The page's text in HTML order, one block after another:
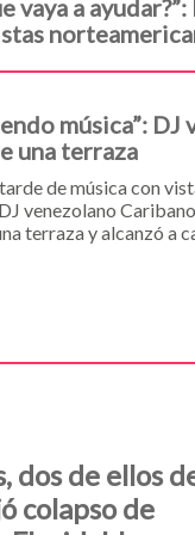
vaya a
música”:
una terraza
de música con
venezolano
terraza y alcanzó a
apuesta por
Bonita'